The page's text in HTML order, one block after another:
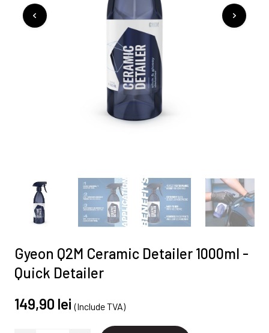
Gyeon Q2M Ceramic Detailer 1000ml -
Quick Detailer
149,90 lei (Include TVA)